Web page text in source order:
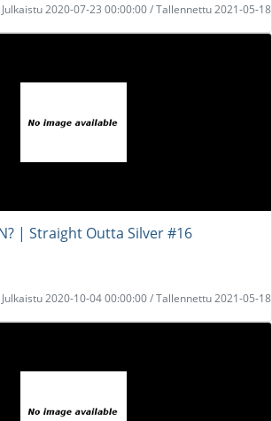
Julkaistu 2020-07-23 00:00:00 / Tallennettu 2021-05-18
| Straight Outta Silver #16
Julkaistu 2020-10-04 00:00:00 / Tallennettu 2021-05-18